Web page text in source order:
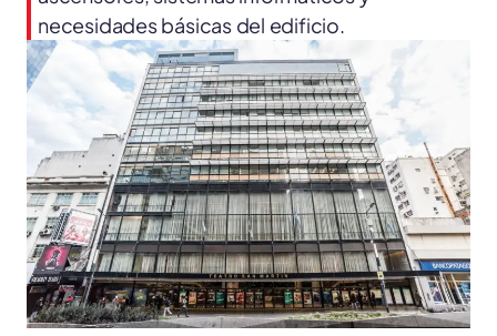
necesidades básicas del edificio.